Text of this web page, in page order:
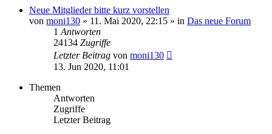
Neue Mitglieder bitte kurz vorstellen
von moni130 » 11. Mai 2020, 22:15 » in Das neue Forum
1 Antworten
24134 Zugriffe
Letzter Beitrag von moni130
13. Jun 2020, 11:01
Themen
Antworten
Zugriffe
Letzter Beitrag